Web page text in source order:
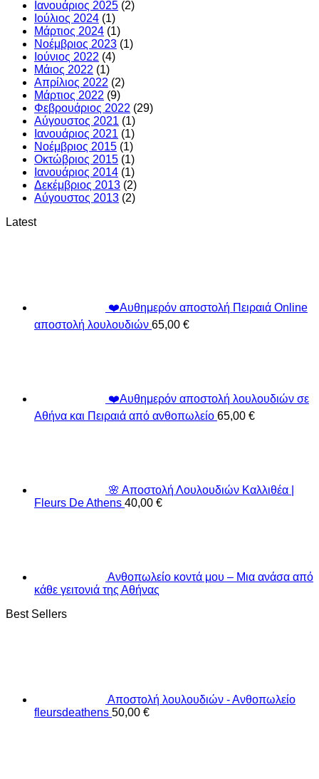
Ιανουάριος 2025 (2)
Ιούλιος 2024 (1)
Μάρτιος 2024 (1)
Νοέμβριος 2023 (1)
Ιούνιος 2022 (4)
Μάιος 2022 (1)
Απρίλιος 2022 (2)
Μάρτιος 2022 (9)
Φεβρουάριος 2022 (29)
Αύγουστος 2021 (1)
Ιανουάριος 2021 (1)
Νοέμβριος 2015 (1)
Οκτώβριος 2015 (1)
Ιανουάριος 2014 (1)
Δεκέμβριος 2013 (2)
Αύγουστος 2013 (2)
Latest
❤️Αυθημερόν αποστολή Πειραιά Online
αποστολή λουλουδιών 65,00 €
❤️Αυθημερόν αποστολή λουλουδιών σε
Αθήνα και Πειραιά από ανθοπωλείο 65,00 €
🌸 Αποστολή Λουλουδιών Καλλιθέα |
Fleurs De Athens 40,00 €
Ανθοπωλείο κοντά μου – Μια ανάσα από
κάθε γειτονιά της Αθήνας
Best Sellers
Αποστολή λουλουδιών - Ανθοπωλείο
fleursdeathens 50,00 €